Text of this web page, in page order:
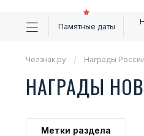
Памятные даты
Челзнак.ру Награды России
НАГРАДЫ
Метки раздела